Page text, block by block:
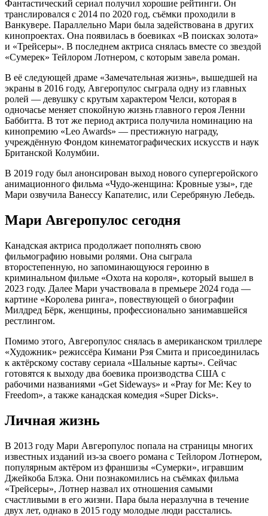
Фантастический сериал получил хорошие рейтинги. Он
транслировался с 2014 по 2020 год, съёмки проходили в
Ванкувере. Параллельно Мари была задействована в других
кинопроектах. Она появилась в боевиках «В поисках золота»
и «Трейсеры». В последнем актриса снялась вместе со звездой
«Сумерек» Тейлором Лотнером, с которым завела роман.
В её следующей драме «Замечательная жизнь», вышедшей на
экраны в 2016 году, Авгеропулос сыграла одну из главных
ролей — девушку с крутым характером Челси, которая в
одночасье меняет спокойную жизнь главного героя Ленни
Баббитта. В тот же период актриса получила номинацию на
кинопремию «Leo Awards» — престижную награду,
учреждённую Фондом кинематографических искусств и наук
Британской Колумбии.
В 2019 году был анонсирован выход нового супергеройского
анимационного фильма «Чудо-женщина: Кровные узы», где
Мари озвучила Ванессу Капателис, или Серебряную Лебедь.
Мари Авгеропулос сегодня
Канадская актриса продолжает пополнять свою
фильмографию новыми ролями. Она сыграла
второстепенную, но запоминающуюся героиню в
криминальном фильме «Охота на короля», который вышел в
2023 году. Далее Мари участвовала в премьере 2024 года —
картине «Королева ринга», повествующей о биографии
Милдред Бёрк, женщины, профессионально занимавшейся
рестлингом.
Помимо этого, Авгеропулос снялась в американском триллере
«Художник» режиссёра Кимани Рэя Смита и присоединилась
к актёрскому составу сериала «Шальные карты». Сейчас
готовятся к выходу два боевика производства США с
рабочими названиями «Get Sideways» и «Pray for Me: Key to
Freedom», а также канадская комедия «Super Dicks».
Личная жизнь
В 2013 году Мари Авгеропулос попала на страницы многих
известных изданий из-за своего романа с Тейлором Лотнером,
популярным актёром из франшизы «Сумерки», игравшим
Джейкоба Блэка. Они познакомились на съёмках фильма
«Трейсеры», Лотнер назвал их отношения самыми
счастливыми в его жизни. Пара была неразлучна в течение
двух лет, однако в 2015 году молодые люди расстались.